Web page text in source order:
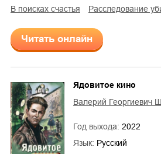
в поисках счастья
расследование
Читать онлайн
Ядовитое кино
Валерий Георгиевич
Год выхода: 2022
Язык: Русский